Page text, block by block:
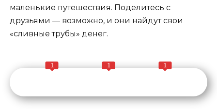
маленькие путешествия. Поделитесь с
друзьями — возможно, и они найдут свои
«сливные трубы» денег.
1 1 1